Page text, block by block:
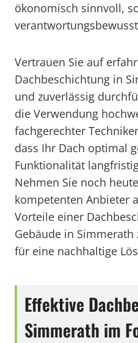
ökonomisch sinnvoll,
Vertrauen Sie auf
Dachbeschichtung in
und zuverlässig
die Verwendung
fachgerechter
dass Ihr Dach optimal
Funktionalität
Nehmen Sie noch
kompetenten Anbieter
Vorteile einer
Gebäude in
für eine nachhaltige
Effektive
Simmerath im